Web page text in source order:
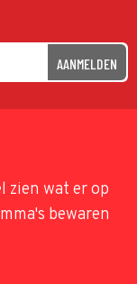
AANMELDEN
zien wat er op
bewaren